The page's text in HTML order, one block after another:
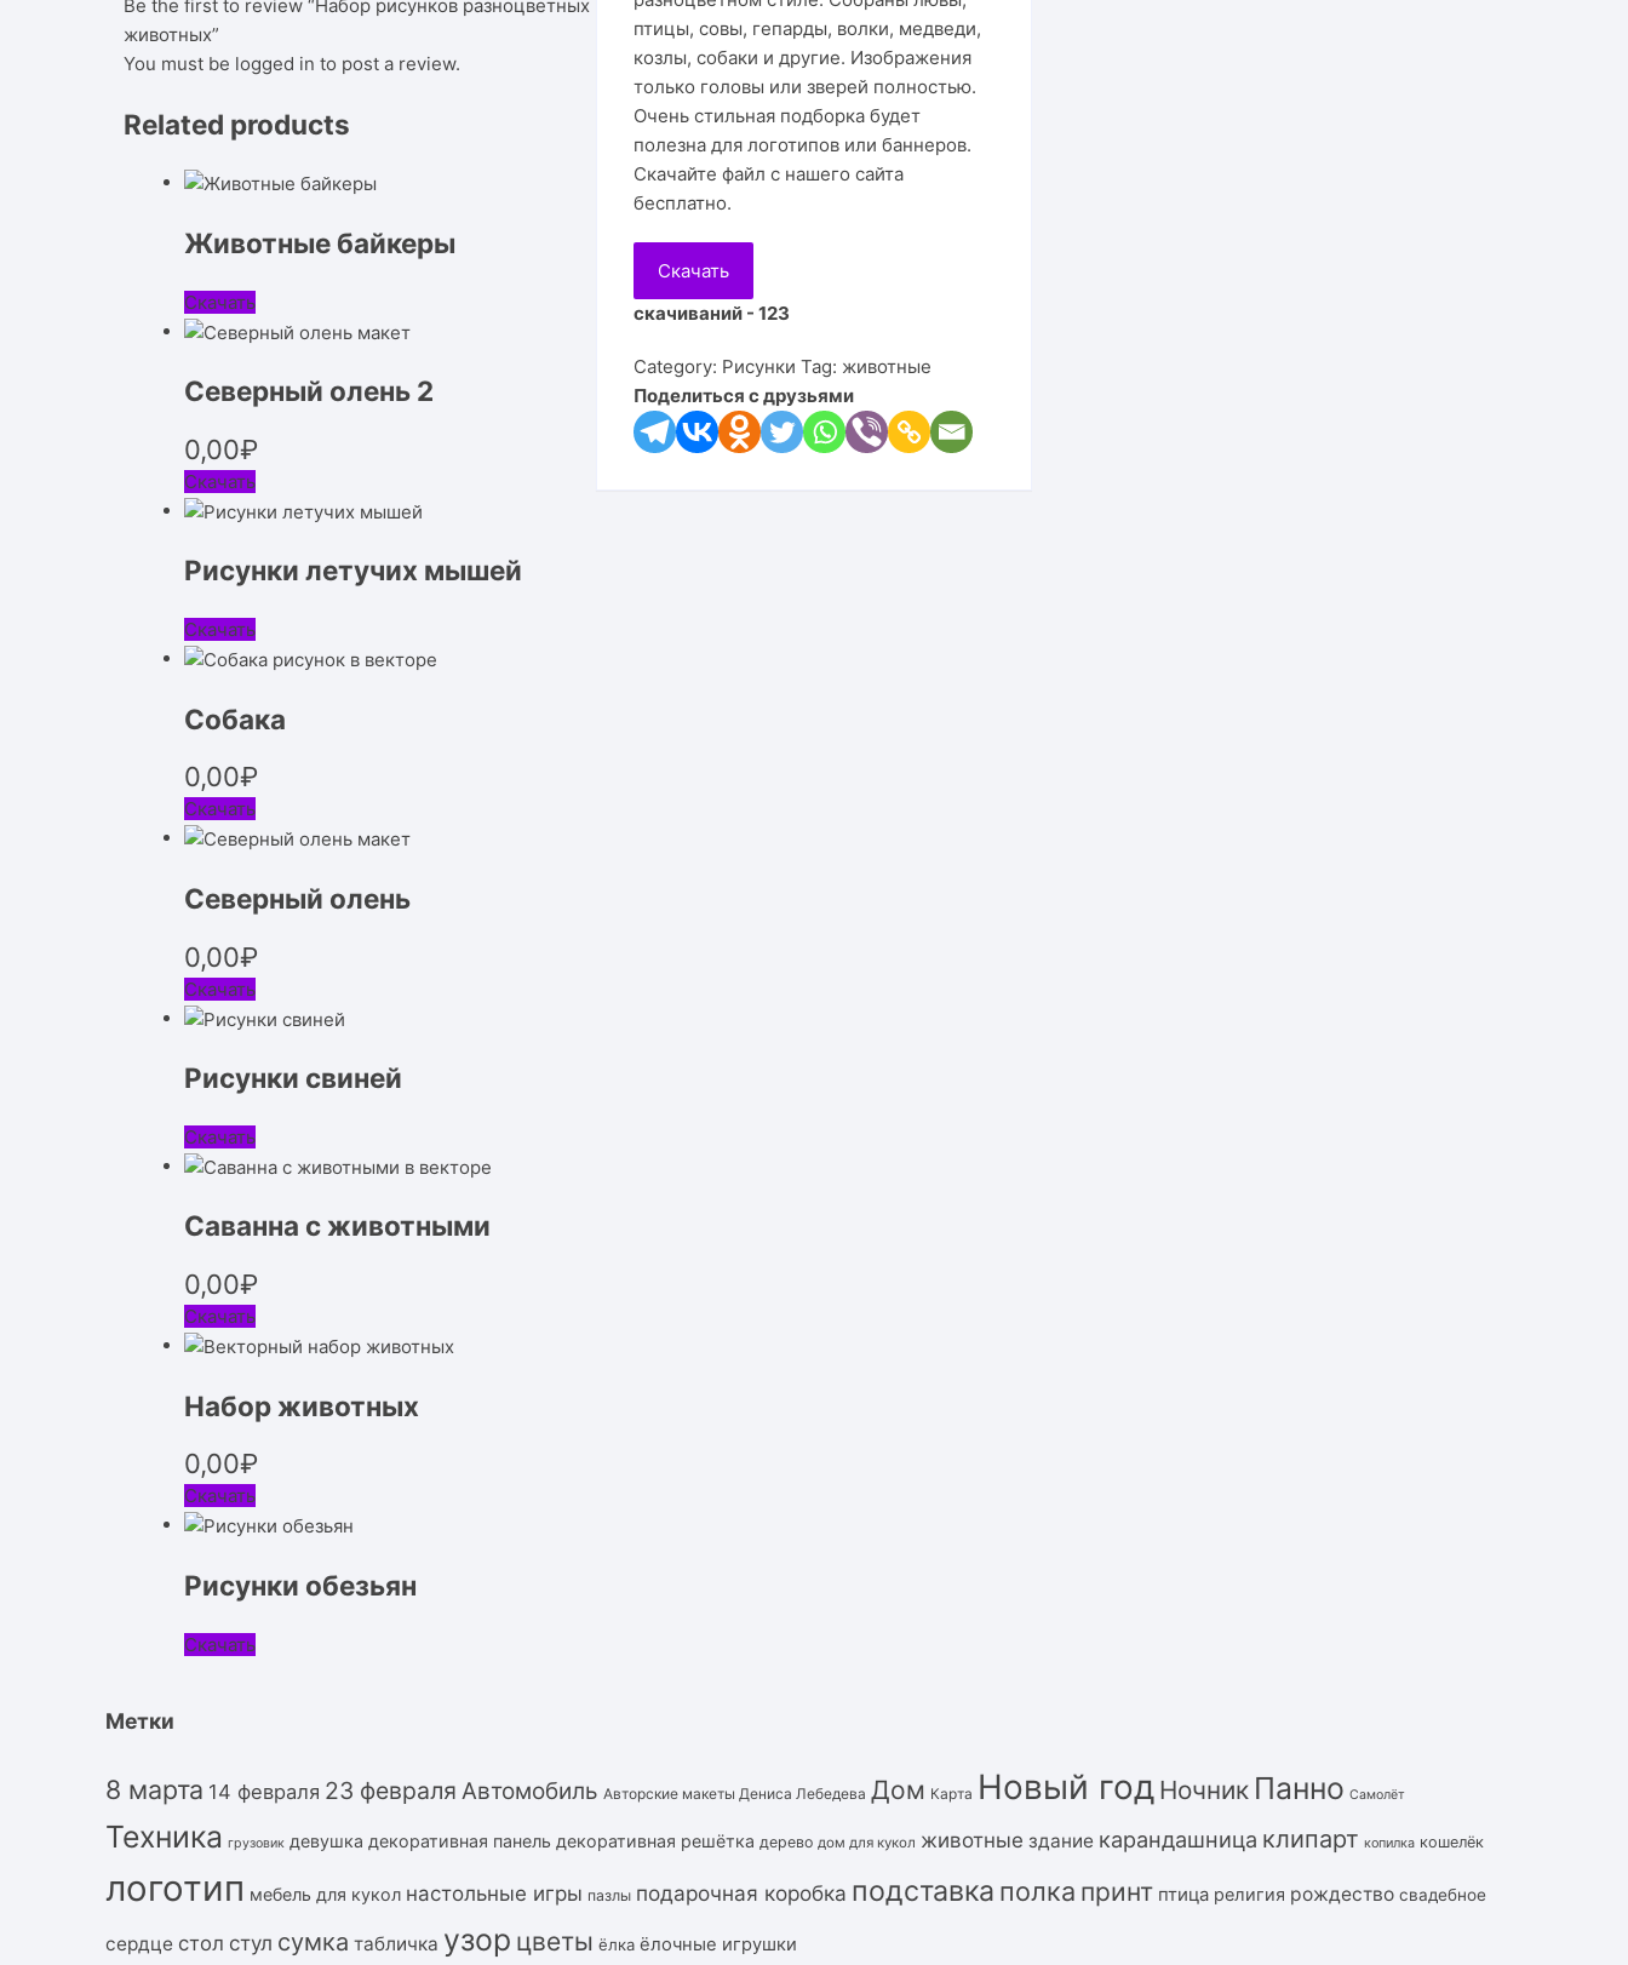
Цветы
Деревья
Принты
Клипарт
Животные
Птицы
Для детей
Мебель
Настольные игры
Религия
птицы, совы, гепарды, волки, медведи,
козлы, собаки и другие. Изображения
только головы или зверей полностью.
Очень стильная подборка будет
полезна для логотипов или баннеров.
Скачайте файл с нашего сайта
бесплатно.
Скачать
скачиваний - 123
Category: Рисунки Tag: животные
Поделиться с друзьями
Be the first to review “Набор рисунков разноцветных
животных”
You must be logged in to post a review.
Related products
Животные байкеры
Скачать
Северный олень 2
0,00₽
Скачать
Рисунки летучих мышей
Скачать
Собака
0,00₽
Скачать
Северный олень
0,00₽
Скачать
Рисунки свиней
Скачать
Саванна с животными
0,00₽
Скачать
Набор животных
0,00₽
Скачать
Рисунки обезьян
Скачать
Метки
8 марта 14 февраля 23 февраля Автомобиль Авторские макеты Дениса Лебедева Дом Карта Новый год Ночник Панно Самолёт
Техника грузовик девушка декоративная панель декоративная решётка дерево дом для кукол животные здание карандашница клипарт копилка кошелёк
логотип мебель для кукол настольные игры пазлы подарочная коробка подставка полка принт птица религия рождество свадебное
сердце стол стул сумка табличка узор цветы ёлка ёлочные игрушки